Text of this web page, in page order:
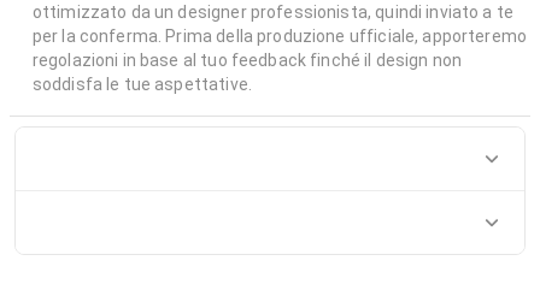
ottimizzato da un designer professionista, quindi inviato a te
per la conferma. Prima della produzione ufficiale, apporteremo
regolazioni in base al tuo feedback finché il design non
soddisfa le tue aspettative.